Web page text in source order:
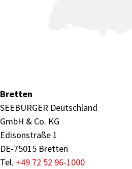
Bretten
SEEBURGER Deutschland
GmbH & Co. KG
Edisonstraße 1
DE-75015 Bretten
Tel. +49 72 52 96-1000